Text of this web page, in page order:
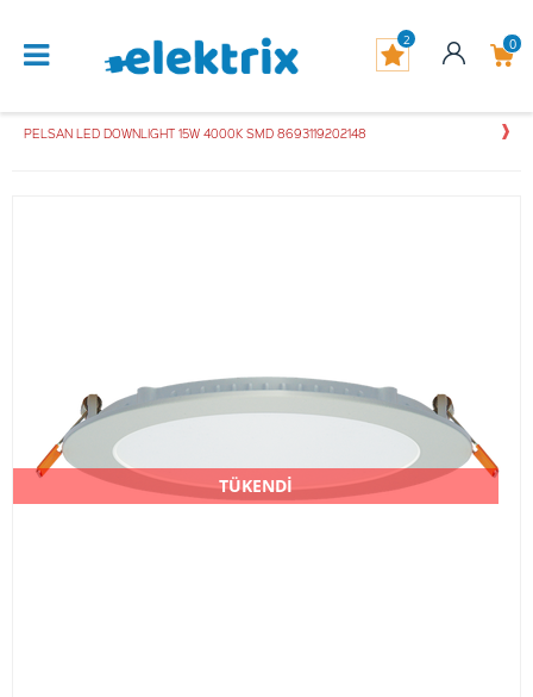
0
2
PELSAN LED DOWNLIGHT 15W 4000K SMD 8693119202148
TÜKENDİ